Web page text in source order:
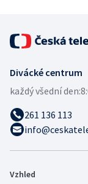
Divácké centrum
každý všední den:
261 136 113
Vzhled